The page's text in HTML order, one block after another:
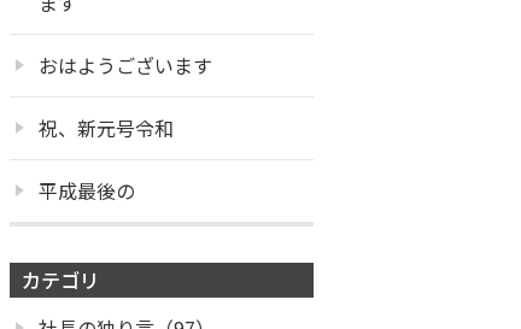
おはようございます
祝、新元号令和
平成最後の
カテゴリ